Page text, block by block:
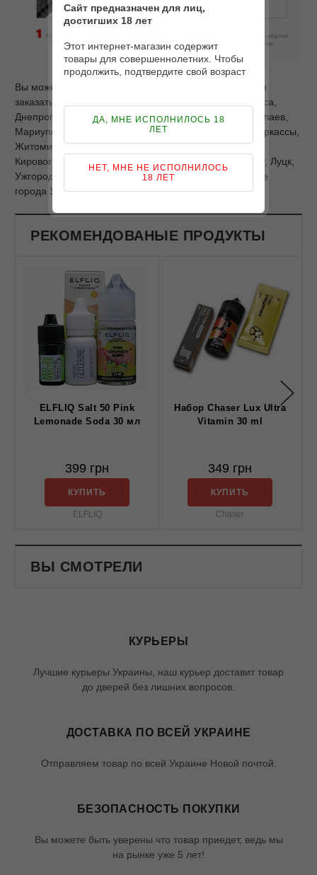
Вы можете купить Smok Novo 2 DC 1.4ohm MTL Pod и
заказать доставку по Киеву и Украине: Харьков, Одесса,
Днепропетровск, Запорожье, Львов, Кривой Рог, Николаев,
Мариуполь, Винница, Херсон, Чернигов, Полтава, Черкассы,
Житомир, Сумы, Хмельницкий, Черновцы, Ровно,
Кировоград, Ивано-Франковск, Тернополь, Кременчуг, Луцк,
Ужгород, Белая Церковь, Славянск, Бровары и другие
города Украины.
РЕКОМЕНДОВАНЫЕ ПРОДУКТЫ
ELFLIQ Salt 50 Pink
Lemonade Soda 30 мл
399 грн
КУПИТЬ
ELFLIQ
Набор Chaser Lux Ultra
Vitamin 30 ml
349 грн
КУПИТЬ
Chaser
ВЫ СМОТРЕЛИ
КУРЬЕРЫ
Лучшие курьеры Украины, наш курьер доставит товар
до дверей без лишних вопросов.
ДОСТАВКА ПО ВСЕЙ УКРАИНЕ
Отправляем товар по всей Украине Новой почтой.
БЕЗОПАСНОСТЬ ПОКУПКИ
Вы можете быть уверены что товар приедет, ведь мы
на рынке уже 5 лет!
Сайт предназначен для лиц,
достигших 18 лет
Этот интернет-магазин содержит
товары для совершеннолетних. Чтобы
продолжить, подтвердите свой возраст
ДА, МНЕ ИСПОЛНИЛОСЬ 18
ЛЕТ
НЕТ, МНЕ НЕ ИСПОЛНИЛОСЬ
18 ЛЕТ